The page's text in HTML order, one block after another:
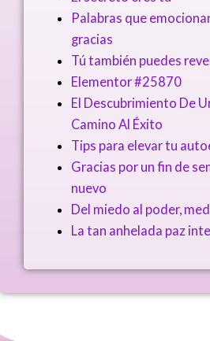
Palabras que
gracias
Tú también puedes
Elementor #25870
El Descubrimiento De
Camino Al Éxito
Tips para elevar tu
Gracias por un fin de
nuevo
Del miedo al poder,
La tan anhelada paz